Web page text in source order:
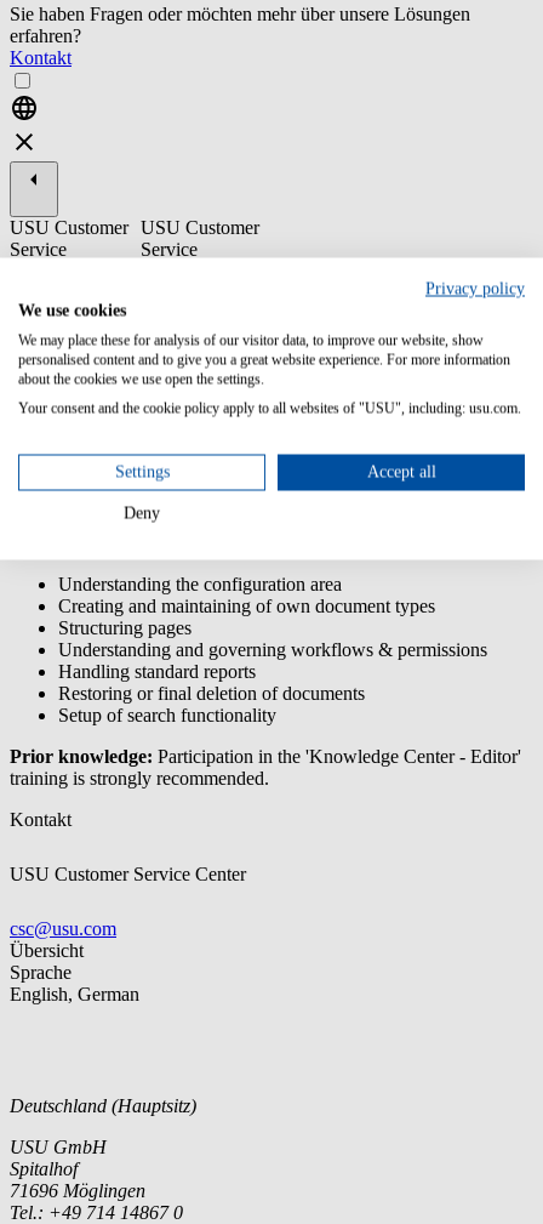
Sie haben Fragen oder möchten mehr über unsere Lösungen
erfahren?
Kontakt
USU Customer
Service
ST50-2
Knowledge
Center -
Manager
USU Customer
Service
You will learn how to use the configuration area of the
KnowledgeCenter so that you are able to independently implement
Understanding the configuration area
Creating and maintaining of own document types
Structuring pages
Understanding and governing workflows & permissions
Handling standard reports
Restoring or final deletion of documents
Setup of search functionality
Prior knowledge: Participation in the 'Knowledge Center - Editor'
training is strongly recommended.
Kontakt
USU Customer Service Center
csc@usu.com
Übersicht
Sprache
English, German
Deutschland (Hauptsitz)
USU GmbH
Spitalhof
71696 Möglingen
Tel.: +49 714 14867 0
Privacy policy
We use cookies
We may place these for analysis of our visitor data, to improve our website, show
personalised content and to give you a great website experience. For more information
about the cookies we use open the settings.
Your consent and the cookie policy apply to all websites of "USU", including: usu.com.
Settings Accept all
Deny